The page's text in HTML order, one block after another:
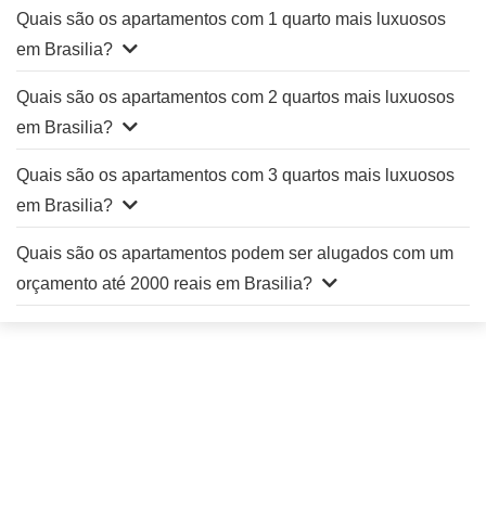
Quais são os apartamentos com 1 quarto mais luxuosos
em Brasilia?
Quais são os apartamentos com 2 quartos mais luxuosos
em Brasilia?
Quais são os apartamentos com 3 quartos mais luxuosos
em Brasilia?
Quais são os apartamentos podem ser alugados com um
orçamento até 2000 reais em Brasilia?